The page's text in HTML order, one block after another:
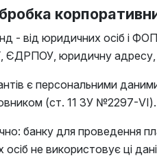
- від юридичних осіб і
ЄДРПОУ, юридичну адресу,
є персональними
(ст. 11 ЗУ №2297-VI).
банку для проведення
не використовує ці